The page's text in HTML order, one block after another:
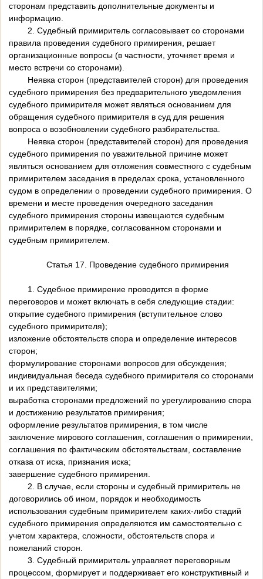
сторонам представить дополнительные документы и
информацию.
2. Судебный примиритель согласовывает со сторонами
правила проведения судебного примирения, решает
организационные вопросы (в частности, уточняет время и
место встречи со сторонами).
Неявка сторон (представителей сторон) для проведения
судебного примирения без предварительного уведомления
судебного примирителя может являться основанием для
обращения судебного примирителя в суд для решения
вопроса о возобновлении судебного разбирательства.
Неявка сторон (представителей сторон) для проведения
судебного примирения по уважительной причине может
являться основанием для отложения совместного с судебным
примирителем заседания в пределах срока, установленного
судом в определении о проведении судебного примирения. О
времени и месте проведения очередного заседания
судебного примирения стороны извещаются судебным
примирителем в порядке, согласованном сторонами и
судебным примирителем.
Статья 17. Проведение судебного примирения
1. Судебное примирение проводится в форме
переговоров и может включать в себя следующие стадии:
открытие судебного примирения (вступительное слово
судебного примирителя);
изложение обстоятельств спора и определение интересов
сторон;
формулирование сторонами вопросов для обсуждения;
индивидуальная беседа судебного примирителя со сторонами
и их представителями;
выработка сторонами предложений по урегулированию спора
и достижению результатов примирения;
оформление результатов примирения, в том числе
заключение мирового соглашения, соглашения о примирении,
соглашения по фактическим обстоятельствам, составление
отказа от иска, признания иска;
завершение судебного примирения.
2. В случае, если стороны и судебный примиритель не
договорились об ином, порядок и необходимость
использования судебным примирителем каких-либо стадий
судебного примирения определяются им самостоятельно с
учетом характера, сложности, обстоятельств спора и
пожеланий сторон.
3. Судебный примиритель управляет переговорным
процессом, формирует и поддерживает его конструктивный и